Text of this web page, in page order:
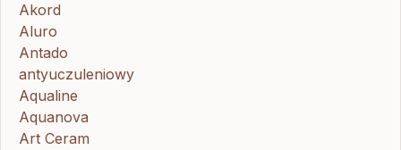
Akord
Aluro
Antado
antyuczuleniowy
Aqualine
Aquanova
Art Ceram